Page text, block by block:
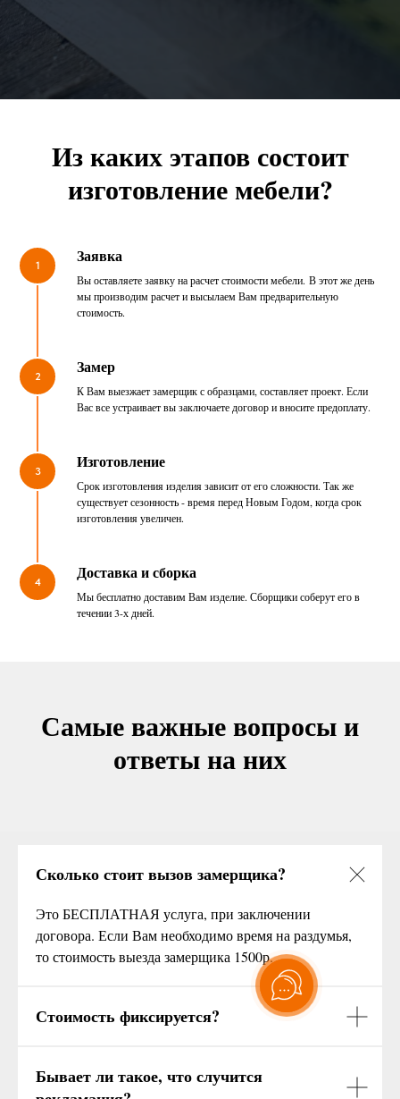
Из каких этапов состоит
изготовление мебели?
1 Заявка
Вы оставляете заявку на расчет стоимости мебели. В этот же день
мы производим расчет и высылаем Вам предварительную
стоимость.
2 Замер
К Вам выезжает замерщик с образцами, составляет проект. Если
Вас все устраивает вы заключаете договор и вносите предоплату.
3 Изготовление
Срок изготовления изделия зависит от его сложности. Так же
существует сезонность - время перед Новым Годом, когда срок
изготовления увеличен.
4 Доставка и сборка
Мы бесплатно доставим Вам изделие. Сборщики соберут его в
течении 3-х дней.
Самые важные вопросы и
ответы на них
Сколько стоит вызов замерщика?
Это БЕСПЛАТНАЯ услуга, при заключении
договора. Если Вам необходимо время на раздумья,
то стоимость выезда замерщика 1500р.
Стоимость фиксируется?
Бывает ли такое, что случится